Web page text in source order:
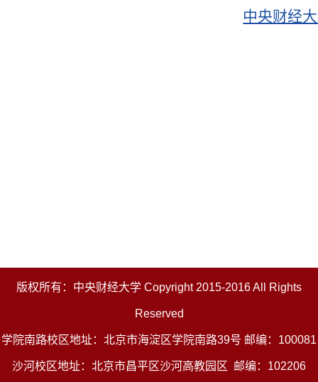
中央财经
版权所有：中央财经大学 Copyright 2015-2016 All Rights
Reserved
学院南路校区地址：北京市海淀区学院南路39号 邮编：100081
沙河校区地址：北京市昌平区沙河高教园区 邮编：102206